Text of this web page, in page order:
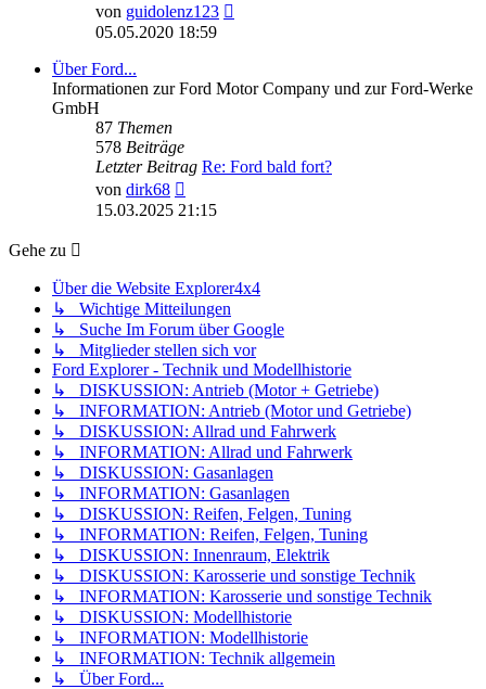
von guidolenz123
05.05.2020 18:59
Über Ford...
Informationen zur Ford Motor Company und zur Ford-Werke
GmbH
87 Themen
578 Beiträge
Letzter Beitrag Re: Ford bald fort?
von dirk68
Beitrag
15.03.2025 21:15
Gehe zu
Über die Website Explorer4x4
↳ Wichtige Mitteilungen
↳ Suche Im Forum über Google
↳ Mitglieder stellen sich vor
Ford Explorer - Technik und Modellhistorie
↳ DISKUSSION: Antrieb (Motor + Getriebe)
↳ INFORMATION: Antrieb (Motor und Getriebe)
↳ DISKUSSION: Allrad und Fahrwerk
↳ INFORMATION: Allrad und Fahrwerk
↳ DISKUSSION: Gasanlagen
↳ INFORMATION: Gasanlagen
↳ DISKUSSION: Reifen, Felgen, Tuning
↳ INFORMATION: Reifen, Felgen, Tuning
↳ DISKUSSION: Innenraum, Elektrik
↳ DISKUSSION: Karosserie und sonstige Technik
↳ INFORMATION: Karosserie und sonstige Technik
↳ DISKUSSION: Modellhistorie
↳ INFORMATION: Modellhistorie
↳ INFORMATION: Technik allgemein
↳ Über Ford...